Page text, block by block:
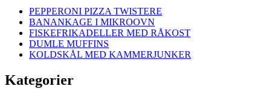
PEPPERONI PIZZA TWISTERE
BANANKAGE I MIKROOVN
FISKEFRIKADELLER MED RÅKOST
DUMLE MUFFINS
KOLDSKÅL MED KAMMERJUNKER
Kategorier